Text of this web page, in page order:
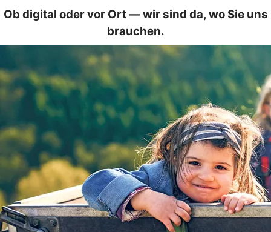
Ob digital oder vor Ort — wir sind da, wo Sie uns
brauchen.